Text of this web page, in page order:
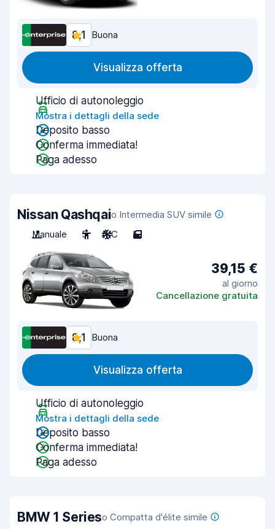
8,1 Buona
Visualizza offerta
Ufficio di autonoleggio
Mostra i dettagli della sede
Deposito basso
Conferma immediata!
Paga adesso
Nissan Qashqaio Intermedia SUV simile
Manuale
5 A/C 5
39,15 €
al giorno
Cancellazione gratuita
8,1 Buona
Visualizza offerta
Ufficio di autonoleggio
Mostra i dettagli della sede
Deposito basso
Conferma immediata!
Paga adesso
BMW 1 Serieso Compatta d'élite simile